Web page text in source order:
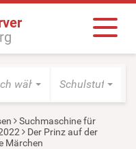
wählen Schulstufe
Suchmaschine für
Der Prinz auf der
Märchen